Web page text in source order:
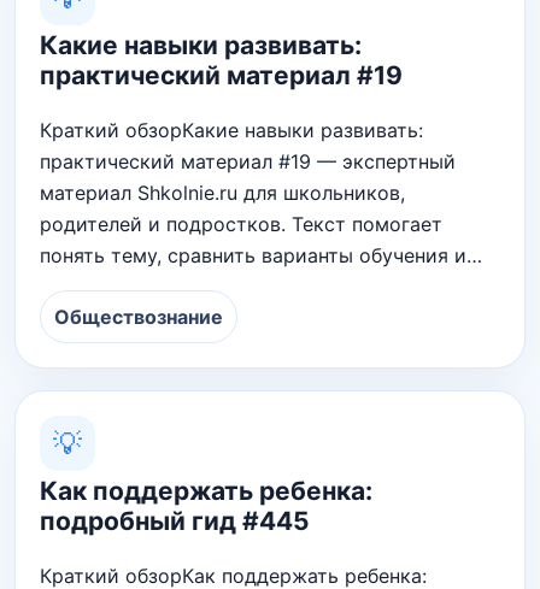
Какие навыки развивать:
практический материал #19
Краткий обзорКакие навыки развивать:
практический материал #19 — экспертный
материал Shkolnie.ru для школьников,
родителей и подростков. Текст помогает
понять тему, сравнить варианты обучения и…
Обществознание
💡
Как поддержать ребенка:
подробный гид #445
Краткий обзорКак поддержать ребенка: